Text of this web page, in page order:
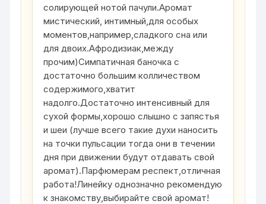
солирующей нотой пачули.Аромат
мистический, интимный,для особых
моментов,например,сладкого сна или
для двоих.Афродизиак,между
прочим)Симпатичная баночка с
достаточно большим колличеством
содержимого,хватит
надолго.Достаточно интенсивный для
сухой формы,хорошо слышно с запястья
и шеи (лучше всего такие духи наносить
на точки пульсации тогда они в течении
дня при движении будут отдавать свой
аромат).Парфюмерам респект,отличная
работа!Линейку однозначно рекомендую
к знакомству,выбирайте свой аромат!